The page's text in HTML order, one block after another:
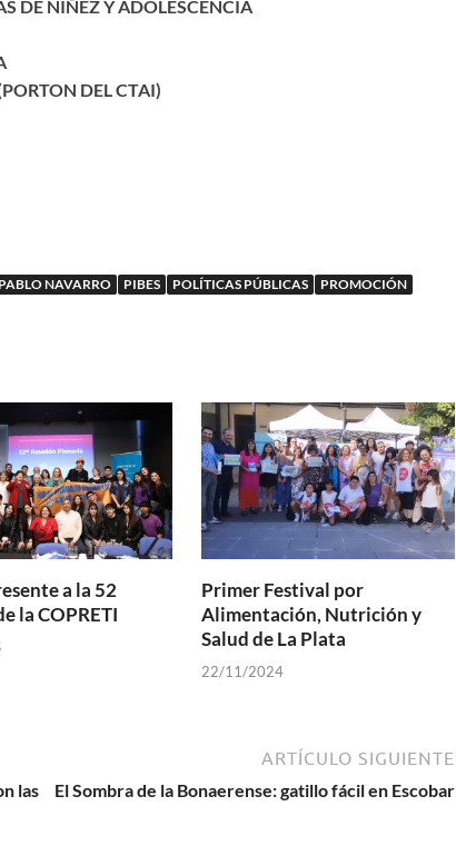
DE NIÑEZ Y ADOLESCENCIA
DEL CTAI)
PABLO NAVARRO PIBES POLÍTICAS PÚBLICAS PROMOCIÓN
a la 52
la COPRETI
Primer Festival por
Alimentación, Nutrición y
Salud de La Plata
22/11/2024
las
ARTÍCULO SIGUIENTE
El Sombra de la Bonaerense: gatillo fácil en Escobar